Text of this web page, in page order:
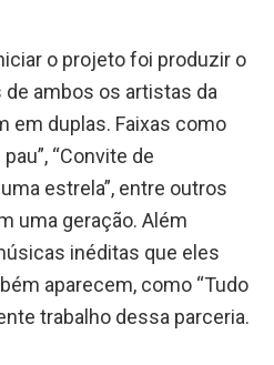
o projeto foi produzir o
ambos os artistas da
em duplas. Faixas como
pau”, “Convite de
estrela”, entre outros
uma geração. Além
inéditas que eles
aparecem, como “Tudo
trabalho dessa parceria.